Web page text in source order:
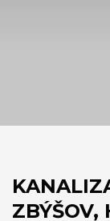
ZBÝŠOV,